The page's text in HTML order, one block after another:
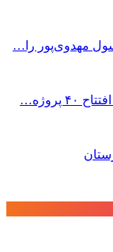
مهدوی‌پور را…